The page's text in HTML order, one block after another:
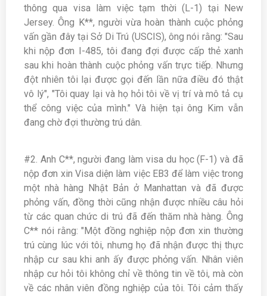
thông qua visa làm việc tạm thời (L-1) tại New
Jersey. Ông K**, người vừa hoàn thành cuộc phỏng
vấn gần đây tại Sở Di Trú (USCIS), ông nói rằng: "Sau
khi nộp đơn I-485, tôi đang đợi được cấp thẻ xanh
sau khi hoàn thành cuộc phỏng vấn trực tiếp. Nhưng
đột nhiên tôi lại được gọi đến lần nữa điều đó thật
vô lý", "Tôi quay lại và họ hỏi tôi về vị trí và mô tả cụ
thể công việc của mình." Và hiện tại ông Kim vẫn
đang chờ đợi thường trú dân.
#2. Anh C**, người đang làm visa du học (F-1) và đã
nộp đơn xin Visa diện làm việc EB3 để làm việc trong
một nhà hàng Nhật Bản ở Manhattan và đã được
phỏng vấn, đồng thời cũng nhận được nhiều câu hỏi
từ các quan chức di trú đã đến thăm nhà hàng. Ông
C** nói rằng: "Một đồng nghiệp nộp đơn xin thường
trú cùng lúc với tôi, nhưng họ đã nhận được thị thực
nhập cư sau khi anh ấy được phỏng vấn. Nhân viên
nhập cư hỏi tôi không chỉ về thông tin về tôi, mà còn
về các nhân viên đồng nghiệp của tôi. Tôi cảm thấy